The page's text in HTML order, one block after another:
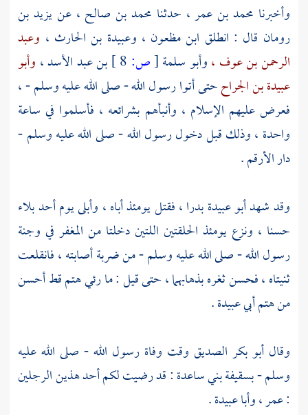
وأخبرنا محمد بن عمر ، حدثنا محمد بن صالح ،عنيزيد بن
رومان قال : انطلق ابن مظعون ، وعبيدة بن الحارث ، وعبد
الرحمن بن عوف ،وأبو سلمة[ص: بن عبد الأسد ، وأبو
عبيدة بن الجراححتى أتوا رسول الله - صلى الله عليه وسلم - ،
فعرض عليهم الإسلام ، وأنبأهم بشرائعه ، فأسلموا في ساعة
واحدة ، وذلك قبل دخول رسول الله - صلى الله عليه وسلم -
دار الأرقم.
وقد شهدأبو عبيدةبدرا ،فقتل يومئذ أباه ، وأبلى يومأحدبلاء
حسنا ، ونزع يومئذ الحلقتين اللتين دخلتا من المغفر في وجنة
رسول الله - صلى الله عليه وسلم - من ضربة أصابته ، فانقلعت
ثنيتاه ، فحسن ثغره بذهابهما ، حتى قيل : ما رئي هتم قط أحسن
من هتمأبي عبيدة.
وقالأبو بكر الصديق وقت وفاة رسول الله - صلى الله عليه
وسلم -بسقيفةبني ساعدة: قد رضيت لكم أحد هذين الرجلين
:عمر ،وأبا عبيدة.